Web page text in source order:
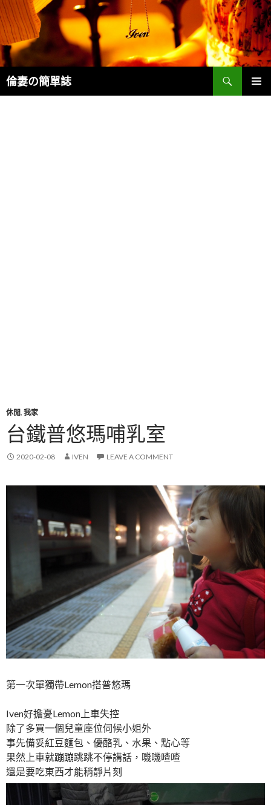
倫妻の簡單誌
Search
休閒, 我家
台鐵普悠瑪哺乳室
2020-02-08 IVEN LEAVE A COMMENT
第一次單獨帶Lemon搭普悠瑪
Iven好擔憂Lemon上車失控
除了多買一個兒童座位伺候小姐外
事先備妥紅豆麵包、優酪乳、水果、點心等
果然上車就蹦蹦跳跳不停講話，嘰嘰喳喳
還是要吃東西才能稍靜片刻